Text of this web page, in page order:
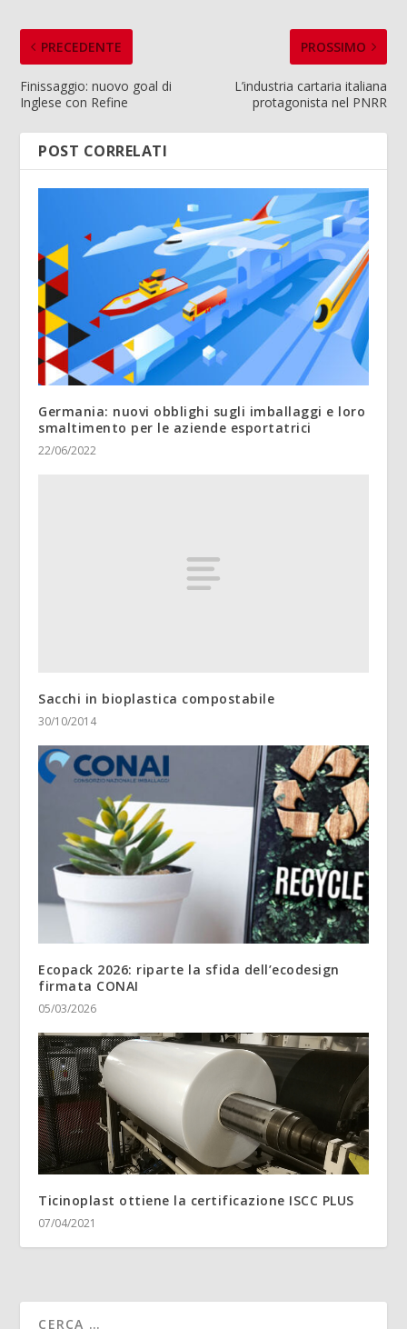
PRECEDENTE
Finissaggio: nuovo goal di
Inglese con Refine
PROSSIMO
L’industria cartaria italiana
protagonista nel PNRR
POST CORRELATI
Germania: nuovi obblighi sugli imballaggi e loro
smaltimento per le aziende esportatrici
22/06/2022
Sacchi in bioplastica compostabile
30/10/2014
Ecopack 2026: riparte la sfida dell’ecodesign
firmata CONAI
05/03/2026
Ticinoplast ottiene la certificazione ISCC PLUS
07/04/2021